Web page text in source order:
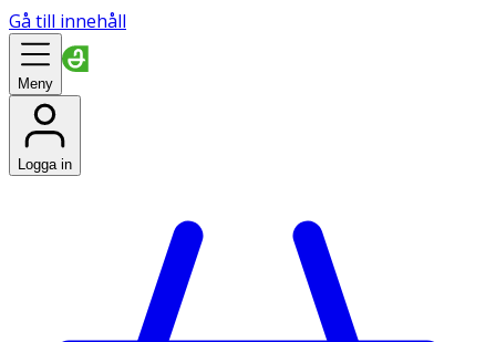
Gå till innehåll
Meny
Logga in